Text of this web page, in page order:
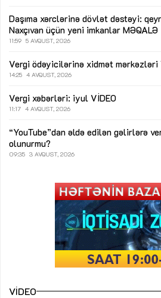
Daşıma xərclərinə dövlət dəstəyi:
Naxçıvan üçün yeni imkanlar MƏQALƏ
11:59 5 AVQUST, 2026
Vergi ödəyicilərinə xidmət mərkəzləri
14:25 4 AVQUST, 2026
Vergi xəbərləri: iyul VİDEO
11:17 4 AVQUST, 2026
“YouTube”dan əldə edilən gəlirlərə
olunurmu?
09:35 3 AVQUST, 2026
VIDEO